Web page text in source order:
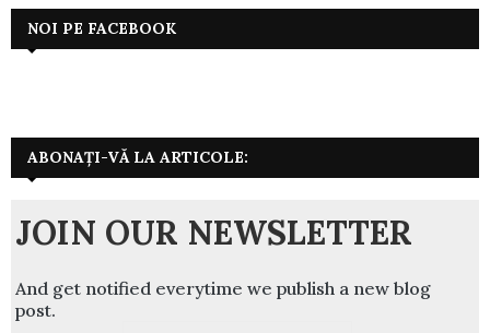
NOI PE FACEBOOK
ABONAȚI-VĂ LA ARTICOLE:
JOIN OUR NEWSLETTER
And get notified everytime we publish a new blog
post.